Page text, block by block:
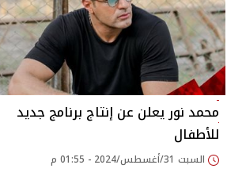
محمد نور يعلن عن إنتاج برنامج جديد
للأطفال
السبت 31/أغسطس/2024 - 01:55 م